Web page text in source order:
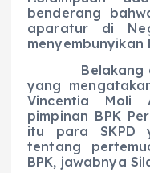
benderang
aparatur di
menyembunyikan
Belakang di
yang
Vincentia Moli
pimpinan BPK
itu para SKPD
tentang
BPK, jawabnya